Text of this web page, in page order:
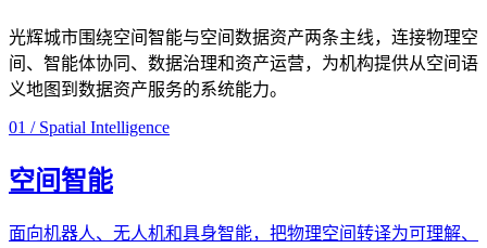
光辉城市围绕空间智能与空间数据资产两条主线，连接物理空
间、智能体协同、数据治理和资产运营，为机构提供从空间语
义地图到数据资产服务的系统能力。
01 / Spatial Intelligence
空间智能
面向机器人、无人机和具身智能，把物理空间转译为可理解、